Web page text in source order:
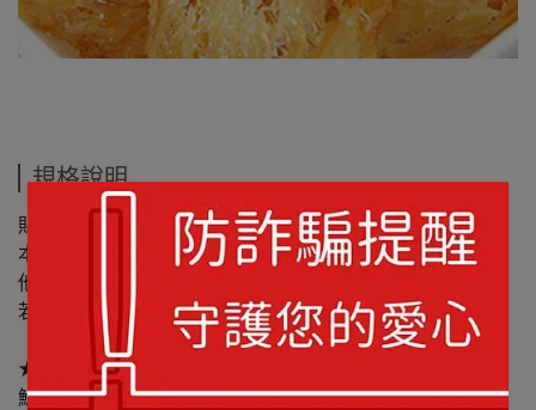
規格說明
貼心小叮嚀：
本產品有微辣口感喔! 完全不吃辣的朋友，歡迎選購我們其
他的海味系列產品~
若購買7日後尚未食用完畢，請冷藏放置以保新鮮!
★成分內容★
魷魚、糖、鹽、已二烯酸(食品級防腐劑)0.1%以下